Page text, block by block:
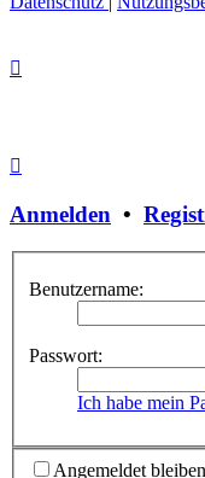
Anmelden •
Benutzername:
Passwort:
Ich habe mein
Angemeldet bleiben